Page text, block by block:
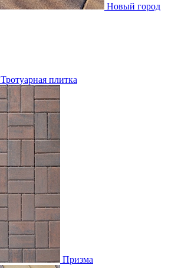
Новый город
Тротуарная плитка
Призма